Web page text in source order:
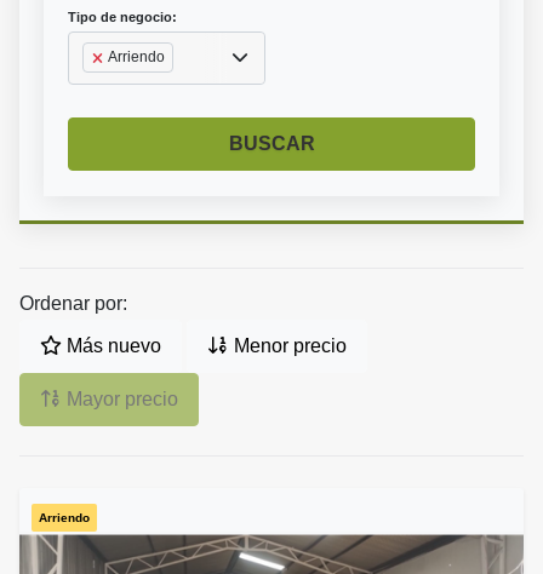
Tipo de negocio:
Arriendo
BUSCAR
Ordenar por:
Más nuevo Menor precio
Mayor precio
Arriendo